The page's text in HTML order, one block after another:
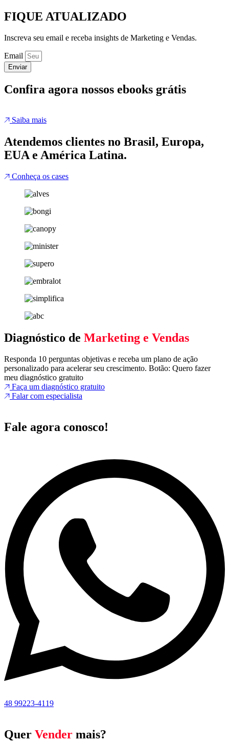
FIQUE ATUALIZADO
Inscreva seu email e receba insights de Marketing e Vendas.
Email
Enviar
Confira agora nossos ebooks grátis
Saiba mais
Atendemos clientes no Brasil, Europa,
EUA e América Latina.
Conheça os cases
Diagnóstico de Marketing e Vendas
Responda 10 perguntas objetivas e receba um plano de ação
personalizado para acelerar seu crescimento. Botão: Quero fazer
meu diagnóstico gratuito
Faça um diagnóstico gratuito
Falar com especialista
Fale agora conosco!
48 99223-4119
Quer Vender mais?